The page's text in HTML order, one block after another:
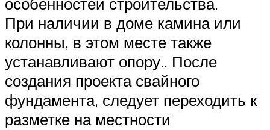
При наличии в доме камина или
колонны, в этом месте также
устанавливают опору.. После
создания проекта свайного
фундамента, следует переходить к
разметке на местности